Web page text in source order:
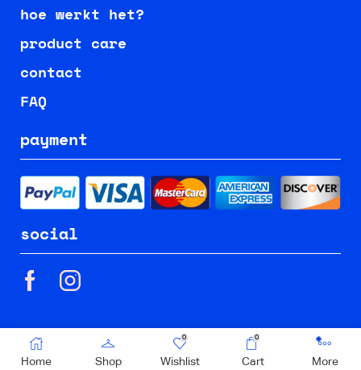
hoe werkt het?
product care
contact
FAQ
payment
social
© 2023 SECOND KID | Maakt deel van okret
Home Shop
0
Wishlist
0
Cart More